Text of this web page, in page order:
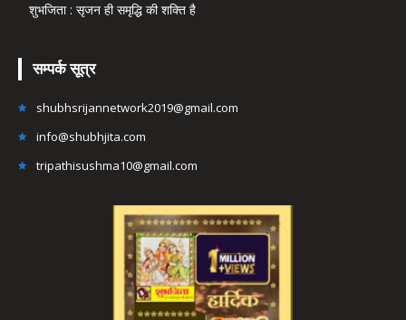
शुभजिता : सृजन ही समृद्धि की शक्ति है
सम्पर्क सूत्र
shubhsrijannetwork2019@gmail.com
info@shubhjita.com
tripathisushma10@gmail.com